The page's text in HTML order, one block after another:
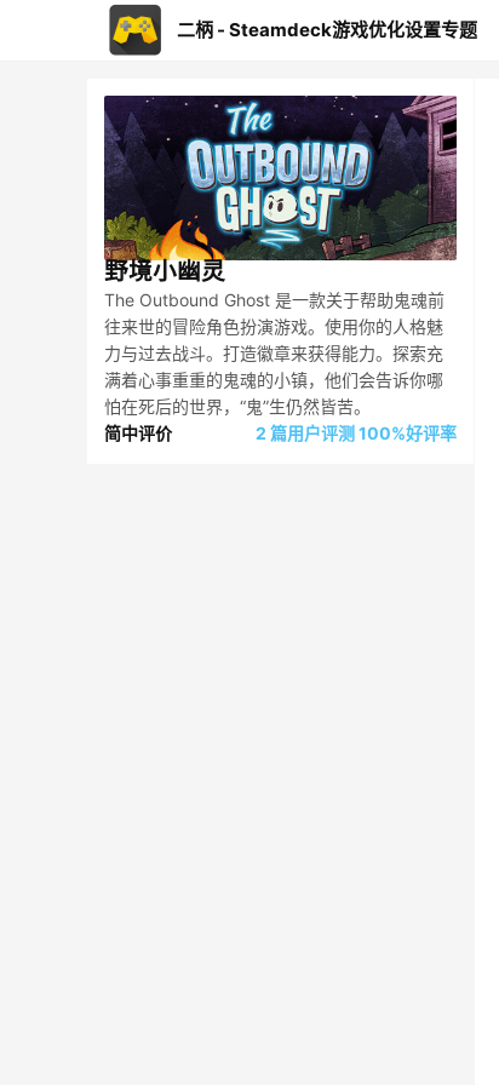
二柄 - Steamdeck游戏优化设置专题
野境小幽灵
The Outbound Ghost 是一款关于帮助鬼魂前
往来世的冒险角色扮演游戏。使用你的人格魅
力与过去战斗。打造徽章来获得能力。探索充
满着心事重重的鬼魂的小镇，他们会告诉你哪
怕在死后的世界，“鬼”生仍然皆苦。
简中评价
2 篇用户评测 100%好评率